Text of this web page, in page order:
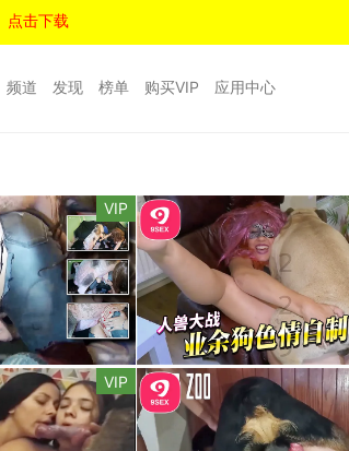
点击下载
频道 发现 榜单 购买VIP 应用中心
VIP
VIP